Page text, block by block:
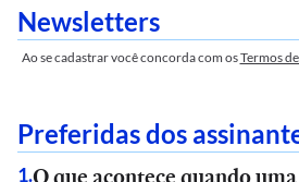
Newsletters
Ao se cadastrar você concorda com osTermos
Preferidas dos
1.